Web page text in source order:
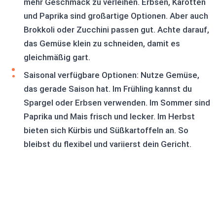
mehr Geschmack zu verleihen. Erbsen, Karotten
und Paprika sind großartige Optionen. Aber auch
Brokkoli oder Zucchini passen gut. Achte darauf,
das Gemüse klein zu schneiden, damit es
gleichmäßig gart.
Saisonal verfügbare Optionen: Nutze Gemüse,
das gerade Saison hat. Im Frühling kannst du
Spargel oder Erbsen verwenden. Im Sommer sind
Paprika und Mais frisch und lecker. Im Herbst
bieten sich Kürbis und Süßkartoffeln an. So
bleibst du flexibel und variierst dein Gericht.